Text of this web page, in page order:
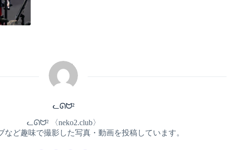
ᓚᘏᗢ²
ᓚᘏᗢ² 〈neko2.club〉
など趣味で撮影した写真・動画を投稿しています。